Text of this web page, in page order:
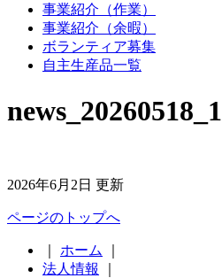
事業紹介（作業）
事業紹介（余暇）
ボランティア募集
自主生産品一覧
news_20260518_1
2026年6月2日 更新
ページのトップへ
ホーム
法人情報